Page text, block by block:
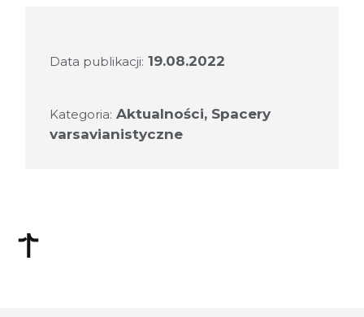
Data publikacji: 19.08.2022
Kategoria: Aktualności, Spacery
varsavianistyczne